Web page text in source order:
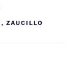
, ZAUCILLO